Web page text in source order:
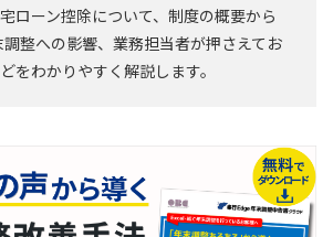
ローン控除について、制度の概要から
整への影響、業務担当者が押さえてお
をわかりやすく解説します。